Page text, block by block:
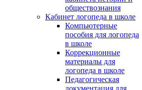
обществознания
Кабинет логопеда в школе
Компьютерные
пособия для логопеда
в школе
Коррекционные
материалы для
логопеда в школе
Педагогическая
документация для